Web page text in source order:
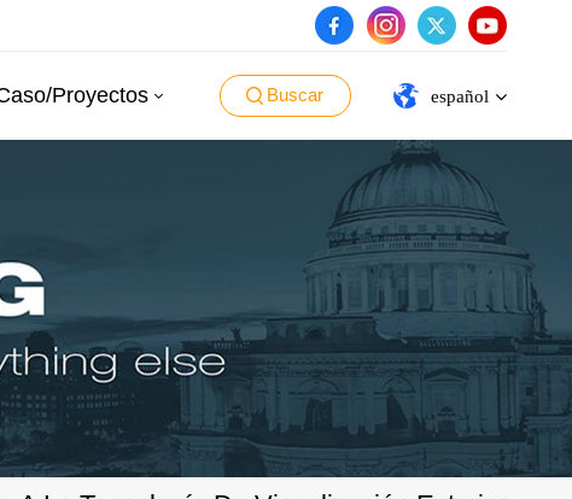
Proyectos Buscar español
español
português
العربية
日本語